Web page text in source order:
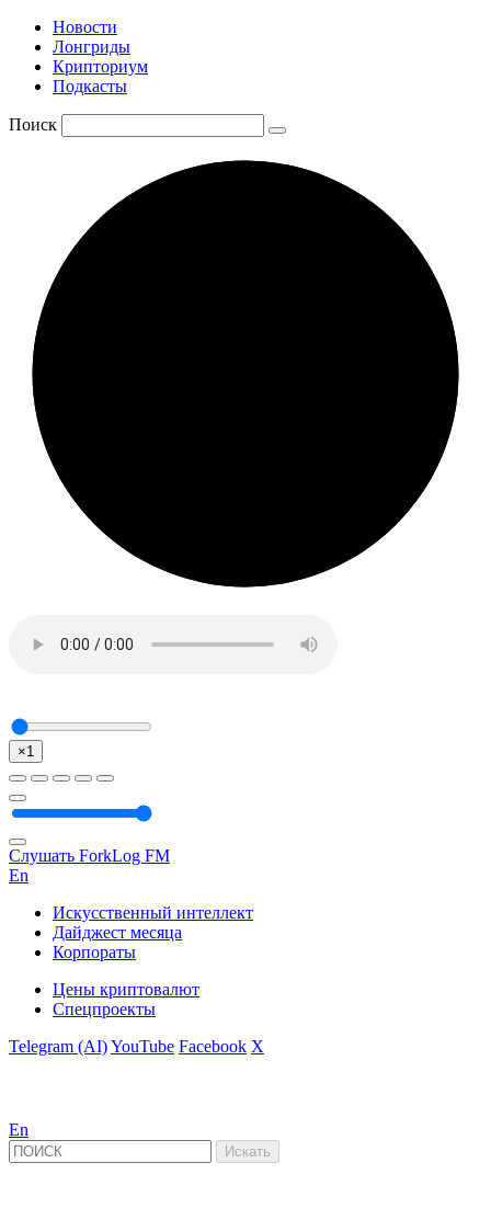
Новости
Лонгриды
Крипториум
Подкасты
Поиск
×1
Слушать ForkLog FM
En
Искусственный интеллект
Дайджест месяца
Корпораты
Цены криптовалют
Спецпроекты
Telegram (AI)YouTube Facebook X
En